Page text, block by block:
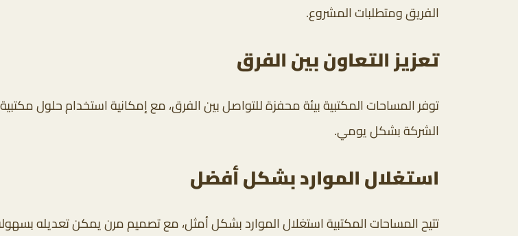
الفريق ومتطلبات المشروع.
تعزيز التعاون بين الفرق
توفر المساحات المكتبية بيئة محفزة للتواصل بين الفرق، مع إمكانية استخدام حلول
الشركة بشكل يومي.
استغلال الموارد بشكل أفضل
تتيح المساحات المكتبية استغلال الموارد بشكل أمثل، مع تصميم مرن يمكن تعديله